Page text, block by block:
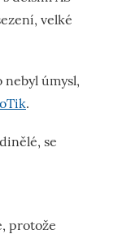
velké
nebyl úmysl,
.
se
protože